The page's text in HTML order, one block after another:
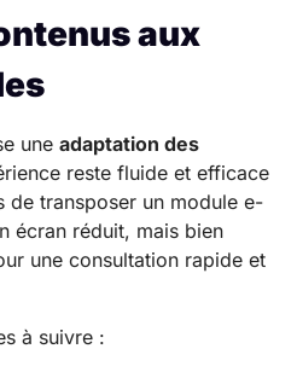
aux
une adaptation des
reste fluide et efficace
de transposer un module e-
écran réduit, mais bien
une consultation rapide et
à suivre :